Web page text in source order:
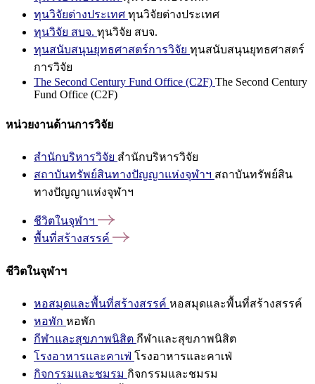
ทุนวิจัยต่างประเทศ ทุนวิจัยต่างประเทศ
ทุนวิจัย สบจ. ทุนวิจัย สบจ.
ทุนสนับสนุนยุทธศาสตร์การวิจัย ทุนสนับสนุนยุทธศาสตร์
การวิจัย
The Second Century Fund Office (C2F) The Second Century
Fund Office (C2F)
หน่วยงานด้านการวิจัย
สำนักบริหารวิจัย สำนักบริหารวิจัย
สถาบันทรัพย์สินทางปัญญาแห่งจุฬาฯ สถาบันทรัพย์สิน
ทางปัญญาแห่งจุฬาฯ
ชีวิตในจุฬาฯ
พื้นที่สร้างสรรค์
ชีวิตในจุฬาฯ
หอสมุดและพื้นที่สร้างสรรค์ หอสมุดและพื้นที่สร้างสรรค์
หอพัก หอพัก
กีฬาและสุขภาพนิสิต กีฬาและสุขภาพนิสิต
โรงอาหารและคาเฟ่ โรงอาหารและคาเฟ่
กิจกรรมและชมรม กิจกรรมและชมรม